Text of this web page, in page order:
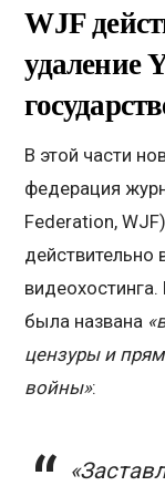
WJF
удаление
В этой части
федерация
Federation,
действительно
была названа
цензуры и
войны»: